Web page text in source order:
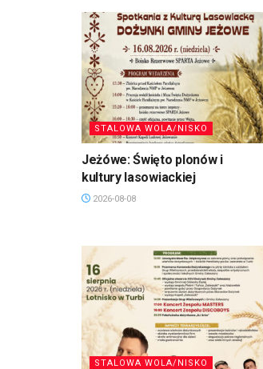
STALOWA WOLA/NISKO
Jeżówe: Święto plonów i
kultury lasowiackiej
2026-08-08
STALOWA WOLA/NISKO